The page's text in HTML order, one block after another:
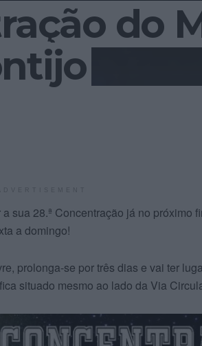
do
sua 28.ª Concentração já no próximo
a domingo!
prolonga-se por três dias e vai ter
situado mesmo ao lado da Via